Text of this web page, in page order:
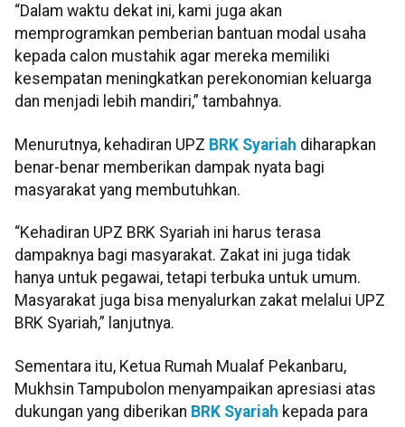
“Dalam waktu dekat ini, kami juga akan
memprogramkan pemberian bantuan modal usaha
kepada calon mustahik agar mereka memiliki
kesempatan meningkatkan perekonomian keluarga
dan menjadi lebih mandiri,” tambahnya.
Menurutnya, kehadiran UPZ BRK Syariah diharapkan
benar-benar memberikan dampak nyata bagi
masyarakat yang membutuhkan.
“Kehadiran UPZ BRK Syariah ini harus terasa
dampaknya bagi masyarakat. Zakat ini juga tidak
hanya untuk pegawai, tetapi terbuka untuk umum.
Masyarakat juga bisa menyalurkan zakat melalui UPZ
BRK Syariah,” lanjutnya.
Sementara itu, Ketua Rumah Mualaf Pekanbaru,
Mukhsin Tampubolon menyampaikan apresiasi atas
dukungan yang diberikan BRK Syariah kepada para